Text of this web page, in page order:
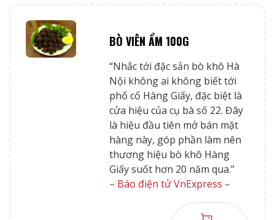
BÒ VIÊN ẨM 100G
“Nhắc tới đặc sản bò khô Hà
Nội không ai không biết tới
phố cổ Hàng Giấy, đặc biệt là
cửa hiệu của cụ bà số 22. Đây
là hiệu đầu tiên mở bán mặt
hàng này, góp phần làm nên
thương hiệu bò khô Hàng
Giấy suốt hơn 20 năm qua.”
– Báo điện tử VnExpress –